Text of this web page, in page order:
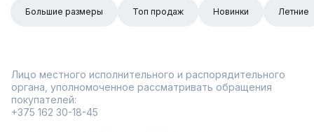
Большие размеры Топ продаж Новинки Летние
Лицо местного исполнительного и распорядительного
органа, уполномоченное рассматривать обращения
покупателей:
+375 162 30-18-45